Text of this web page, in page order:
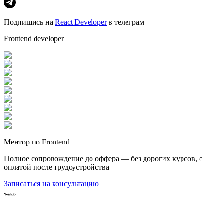
Подпишись на React Developerв телеграм
Frontend developer
Ментор по Frontend
Полное сопровождение до оффера — без дорогих курсов, с
оплатой после трудоустройства
Записаться на консультацию